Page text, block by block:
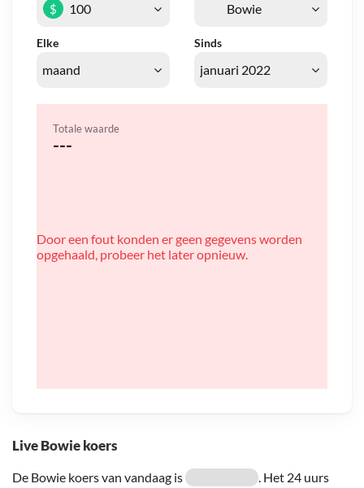
Live Bowie koers
De Bowie koers van vandaag is
. Het 24 uurs
Elke Sinds
$
Totale waarde
---
Door een fout konden er geen gegevens worden
opgehaald, probeer het later opnieuw.